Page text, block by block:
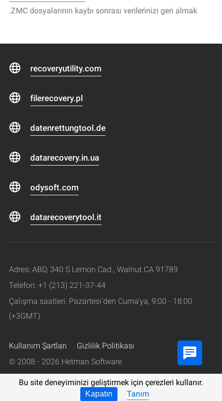
Bu site deneyiminizi geliştirmek için çerezleri kullanır.
Kapatın Tanım
.ZMC dosyalarının kaybı sonrası verilerinizi geri almak
recoveryutility.com
filerecovery.pl
datenrettungtool.de
datarecovery.in.ua
odysoft.com
datarecoverytool.it
Adres: ABD, 340 S Lemon Cad., Walnut CA 91789
Telefon: +1 (213) 221-37-44
Çalışma saatleri: Pazartesi'den Cuma'ya, 9:00 - 18:00
(+3GMT)
Kullanım Şartları
Gizlilik Politikası
© 2008 - 2026 Hetman Software.
Tüm haklarıı saklıdır.